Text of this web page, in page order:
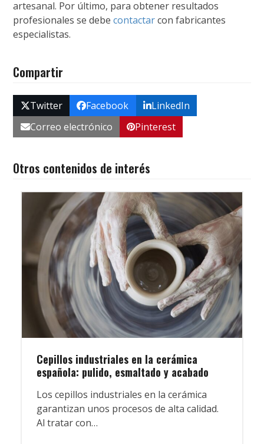
artesanal. Por último, para obtener resultados
profesionales se debecontactarcon fabricantes
especialistas.
Compartir
Twitter Facebook
LinkedIn
Correo electrónico
Pinterest
Otros contenidos de interés
Cepillos industriales en la cerámica
española: pulido, esmaltado y acabado
Los cepillos industriales en la cerámica
garantizan unos procesos de alta calidad.
Al tratar con…